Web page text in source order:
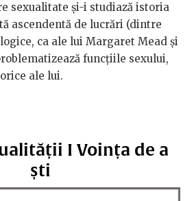
sexualitate și-i studiază istoria
ascendentă de lucrări (dintre
ca ale lui Margaret Mead și
funcțiile sexului,
ale lui.
I Voința de a
ști